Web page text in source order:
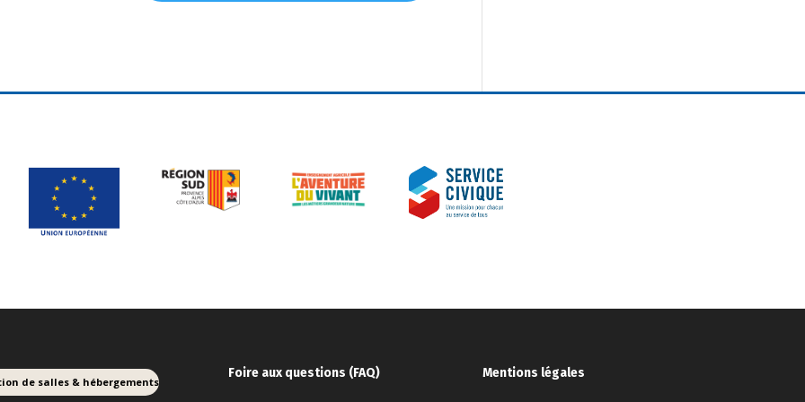
de salles & hébergements
Foire aux questions (FAQ) Mentions légales